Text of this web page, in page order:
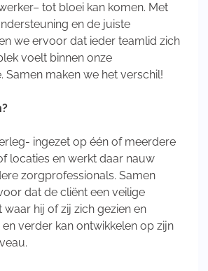
tot bloei kan komen. Met
en de juiste
we ervoor dat ieder teamlid zich
voelt binnen onze
Samen maken we het verschil!
ingezet op één of meerdere
locaties en werkt daar nauw
zorgprofessionals. Samen
dat de cliënt een veilige
hij of zij zich gezien en
verder kan ontwikkelen op zijn